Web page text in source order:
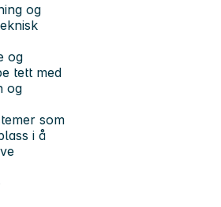
og
og
tett med
og
som
i å